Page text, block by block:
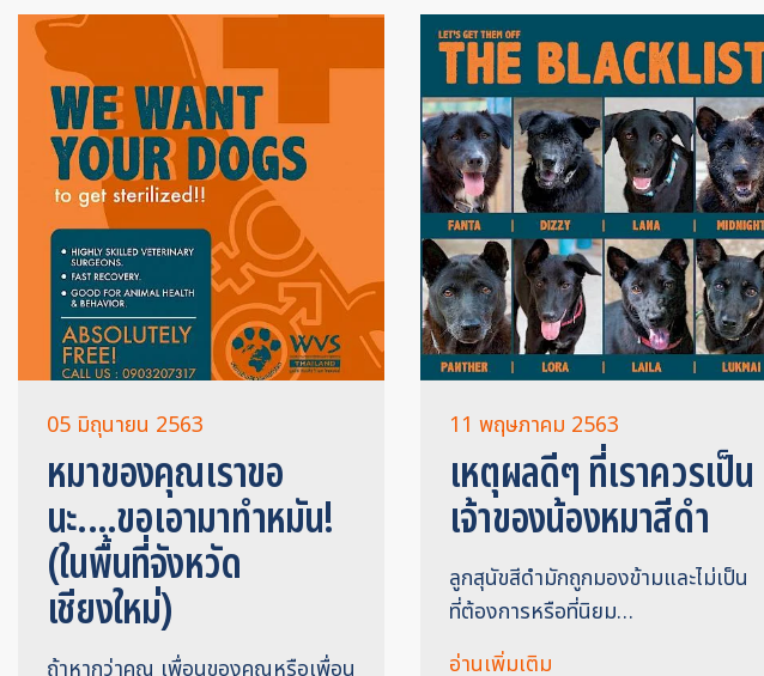
05 มิถุนายน 2563
หมาของคุณเราขอ
นะ....ขอเอามาทำหมัน!
(ในพื้นที่จังหวัด
เชียงใหม่)
ถ้าหากว่าคุณ เพื่อนของคุณหรือเพื่อน
11 พฤษภาคม 2563
เหตุผลดีๆ ที่เราควรเป็น
เจ้าของน้องหมาสีดำ
ลูกสุนัขสีดำมักถูกมองข้ามและไม่เป็น
ที่ต้องการหรือที่นิยม…
อ่านเพิ่มเติม